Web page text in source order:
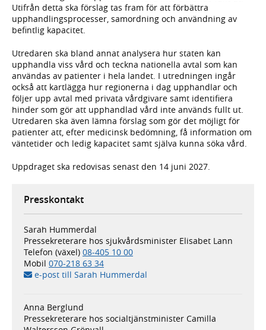
Utifrån detta ska förslag tas fram för att förbättra
upphandlingsprocesser, samordning och användning av
befintlig kapacitet.
Utredaren ska bland annat analysera hur staten kan
upphandla viss vård och teckna nationella avtal som kan
användas av patienter i hela landet. I utredningen ingår
också att kartlägga hur regionerna i dag upphandlar och
följer upp avtal med privata vårdgivare samt identifiera
hinder som gör att upphandlad vård inte används fullt ut.
Utredaren ska även lämna förslag som gör det möjligt för
patienter att, efter medicinsk bedömning, få information om
väntetider och ledig kapacitet samt själva kunna söka vård.
Uppdraget ska redovisas senast den 14 juni 2027.
Presskontakt
Sarah Hummerdal
Pressekreterare hos sjukvårdsminister Elisabet Lann
Telefon (växel) 08-405 10 00
Mobil 070-218 63 34
e-post till Sarah Hummerdal
Anna Berglund
Pressekreterare hos socialtjänstminister Camilla